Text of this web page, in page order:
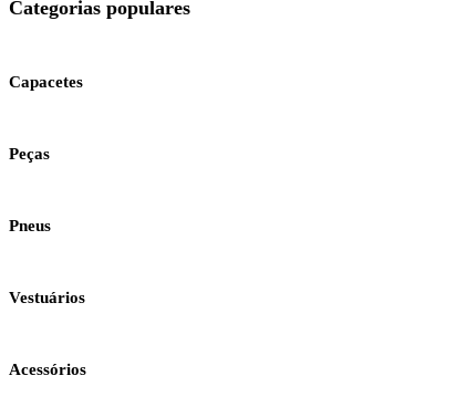
Categorias populares
Capacetes
Peças
Pneus
Vestuários
Acessórios